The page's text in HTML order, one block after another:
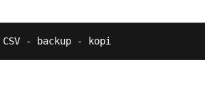
- backup - kopi